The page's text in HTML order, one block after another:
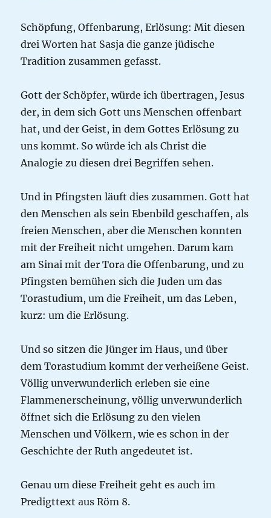
Schöpfung, Offenbarung, Erlösung: Mit diesen
drei Worten hat Sasja die ganze jüdische
Tradition zusammen gefasst.
Gott der Schöpfer, würde ich übertragen, Jesus
der, in dem sich Gott uns Menschen offenbart
hat, und der Geist, in dem Gottes Erlösung zu
uns kommt. So würde ich als Christ die
Analogie zu diesen drei Begriffen sehen.
Und in Pfingsten läuft dies zusammen. Gott hat
den Menschen als sein Ebenbild geschaffen, als
freien Menschen, aber die Menschen konnten
mit der Freiheit nicht umgehen. Darum kam
am Sinai mit der Tora die Offenbarung, und zu
Pfingsten bemühen sich die Juden um das
Torastudium, um die Freiheit, um das Leben,
kurz: um die Erlösung.
Und so sitzen die Jünger im Haus, und über
dem Torastudium kommt der verheißene Geist.
Völlig unverwunderlich erleben sie eine
Flammenerscheinung, völlig unverwunderlich
öffnet sich die Erlösung zu den vielen
Menschen und Völkern, wie es schon in der
Geschichte der Ruth angedeutet ist.
Genau um diese Freiheit geht es auch im
Predigttext aus Röm 8.